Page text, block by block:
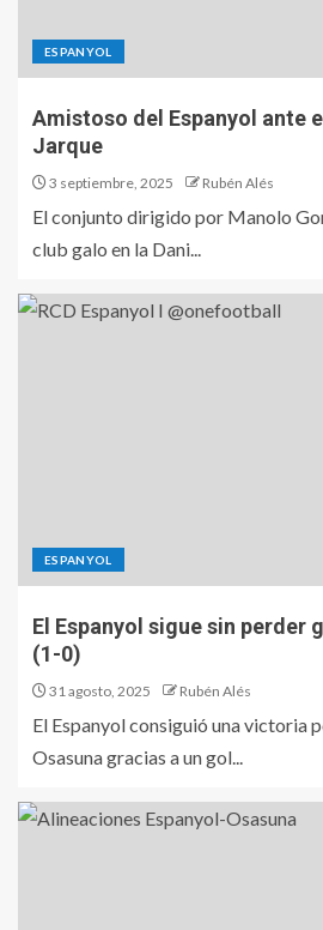
ESPANYOL
Amistoso del Espanyol ante
Jarque
3 septiembre, 2025 Rubén Alés
El conjunto dirigido por Manolo
club galo en la Dani...
ESPANYOL
El Espanyol sigue sin perder
(1-0)
31 agosto, 2025 Rubén Alés
El Espanyol consiguió una victoria
Osasuna gracias a un gol...